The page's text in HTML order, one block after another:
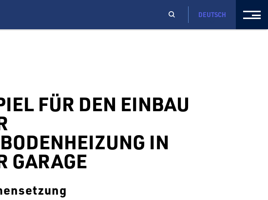
DEUTSCH
FÜR DEN EINBAU
IN
GARAGE